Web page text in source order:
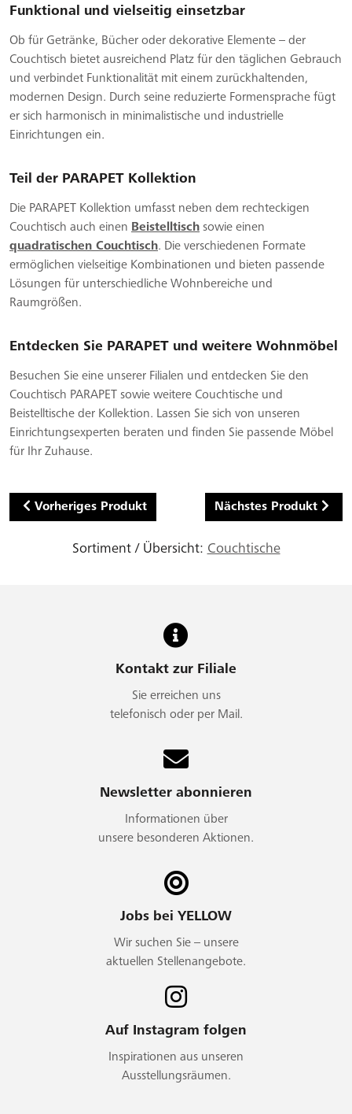
Funktional und vielseitig einsetzbar
Ob für Getränke, Bücher oder dekorative Elemente – der
Couchtisch bietet ausreichend Platz für den täglichen Gebrauch
und verbindet Funktionalität mit einem zurückhaltenden,
modernen Design. Durch seine reduzierte Formensprache fügt
er sich harmonisch in minimalistische und industrielle
Einrichtungen ein.
Teil der PARAPET Kollektion
Die PARAPET Kollektion umfasst neben dem rechteckigen
Couchtisch auch einen Beistelltisch sowie einen
quadratischen Couchtisch. Die verschiedenen Formate
ermöglichen vielseitige Kombinationen und bieten passende
Lösungen für unterschiedliche Wohnbereiche und
Raumgrößen.
Entdecken Sie PARAPET und weitere Wohnmöbel
Besuchen Sie eine unserer Filialen und entdecken Sie den
Couchtisch PARAPET sowie weitere Couchtische und
Beistelltische der Kollektion. Lassen Sie sich von unseren
Einrichtungsexperten beraten und finden Sie passende Möbel
für Ihr Zuhause.
Vorheriges Produkt Nächstes Produkt
Sortiment / Übersicht: Couchtische
Kontakt zur Filiale
Sie erreichen uns
telefonisch oder per Mail.
Newsletter abonnieren
Informationen über
unsere besonderen Aktionen.
Jobs bei YELLOW
Wir suchen Sie – unsere
aktuellen Stellenangebote.
Auf Instagram folgen
Inspirationen aus unseren
Ausstellungsräumen.